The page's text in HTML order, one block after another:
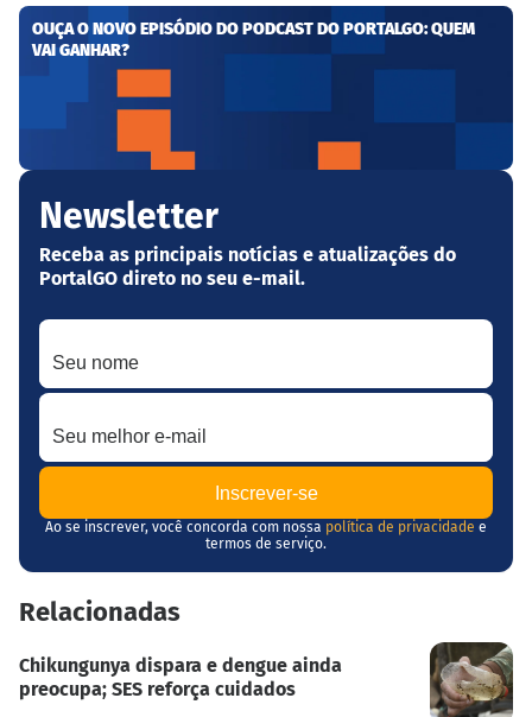
OUÇA O NOVO EPISÓDIO DO PODCAST DO PORTALGO: QUEM
VAI GANHAR?
Newsletter
Receba as principais notícias e atualizações do
PortalGO direto no seu e-mail.
Seu nome
Seu melhor e-mail
Ao se inscrever, você concorda com nossa política de privacidade e
termos de serviço.
Relacionadas
Chikungunya dispara e dengue ainda
preocupa; SES reforça cuidados